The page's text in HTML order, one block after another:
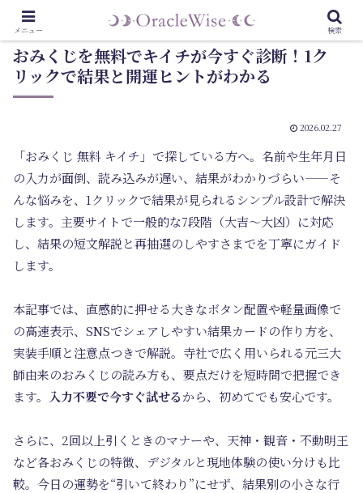
おみくじを無料でキイチが今すぐ診断！1ク
リックで結果と開運ヒントがわかる
2026.02.27
「おみくじ 無料 キイチ」で探している方へ。名前や生年月日
の入力が面倒、読み込みが遅い、結果がわかりづらい——そ
んな悩みを、1クリックで結果が見られるシンプル設計で解決
します。主要サイトで一般的な7段階（大吉〜大凶）に対応
し、結果の短文解説と再抽選のしやすさまでを丁寧にガイド
します。
本記事では、直感的に押せる大きなボタン配置や軽量画像で
の高速表示、SNSでシェアしやすい結果カードの作り方を、
実装手順と注意点つきで解説。寺社で広く用いられる元三大
師由来のおみくじの読み方も、要点だけを短時間で把握でき
ます。
入力不要で今すぐ試せるから、初めてでも安心です。
さらに、2回以上引くときのマナーや、天神・観音・不動明王
など各おみくじの特徴、デジタルと現地体験の使い分けも比
較。今日の運勢を“引いて終わり”にせず、結果別の小さな行
メニュー 検索